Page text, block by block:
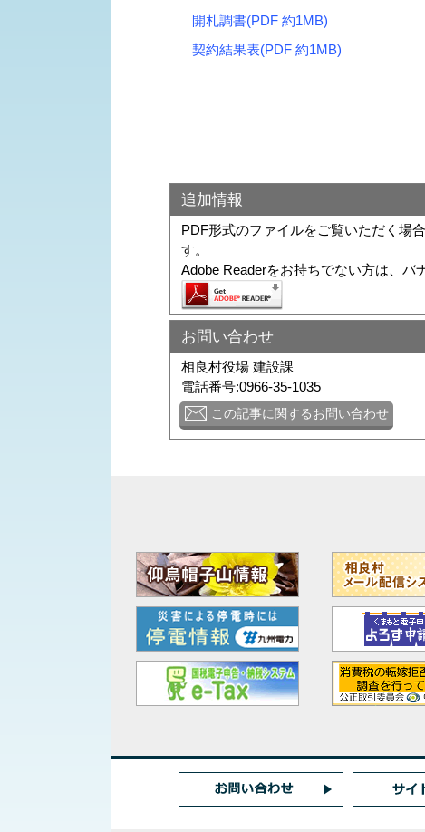
開札調書(PDF 約1MB)
契約結果表(PDF 約1MB)
追加情報
PDF形式のファイルをご覧いただく場
す。
Adobe Readerをお持ちでない方は、バ
お問い合わせ
相良村役場 建設課
電話番号:0966-35-1035
この記事に関するお問い合わせ